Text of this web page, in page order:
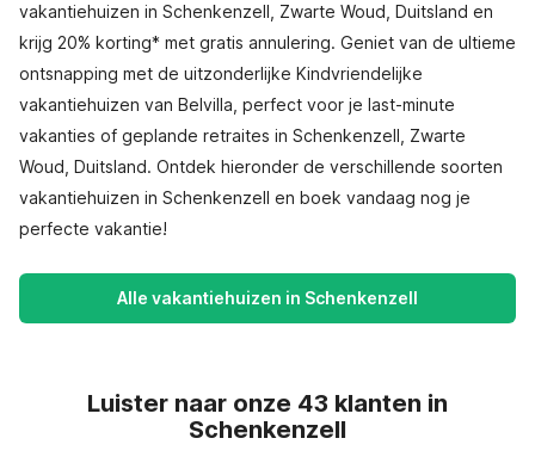
vakantiehuizen in Schenkenzell, Zwarte Woud, Duitsland en
krijg 20% korting* met gratis annulering. Geniet van de ultieme
ontsnapping met de uitzonderlijke Kindvriendelijke
vakantiehuizen van Belvilla, perfect voor je last-minute
vakanties of geplande retraites in Schenkenzell, Zwarte
Woud, Duitsland. Ontdek hieronder de verschillende soorten
vakantiehuizen in Schenkenzell en boek vandaag nog je
perfecte vakantie!
Alle vakantiehuizen in Schenkenzell
Luister naar onze 43 klanten in
Schenkenzell